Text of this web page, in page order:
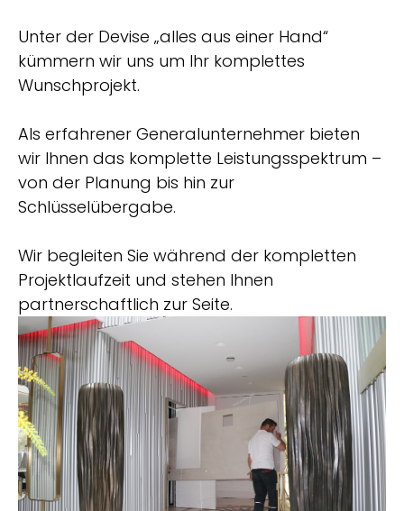
Unter der Devise „alles aus einer Hand“
kümmern wir uns um Ihr komplettes
Wunschprojekt.
Als erfahrener Generalunternehmer bieten
wir Ihnen das komplette Leistungsspektrum –
von der Planung bis hin zur
Schlüsselübergabe.
Wir begleiten Sie während der kompletten
Projektlaufzeit und stehen Ihnen
partnerschaftlich zur Seite.